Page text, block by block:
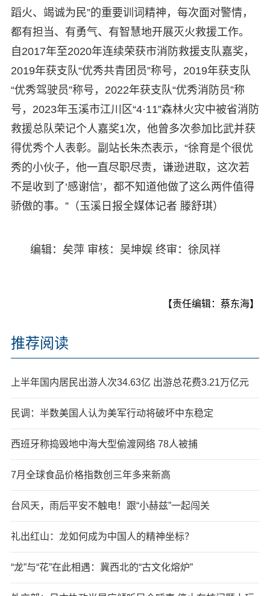
蹈火、竭诚为民”的重要训词精神，每次面对警情，
都有担当、有勇气、有智慧地开展灭火救援工作。
自2017年至2020年连续荣获市消防救援支队嘉奖，
2019年获支队“优秀共青团员”称号，2019年获支队
“优秀驾驶员”称号，2022年获支队“优秀消防员”称
号，2023年玉溪市江川区“4·11”森林火灾中被省消防
救援总队荣记个人嘉奖1次，他曾多次参加比武并获
得优秀个人表彰。副站长朱杰表示，“徐育是个很优
秀的小伙子，他一直尽职尽责，谦逊进取，这次若
不是收到了‘感谢信’，都不知道他做了这么两件值得
骄傲的事。”（玉溪日报全媒体记者 滕舒琪）
编辑：矣萍 审核：吴坤娱 终审：徐凤祥
【责任编辑：蔡东海】
推荐阅读
上半年国内居民出游人次34.63亿 出游总花费3.21万亿元
民调：半数美国人认为美军行动将破坏中东稳定
西班牙称捣毁地中海大型偷渡网络 78人被捕
7月全球食品价格指数创三年多来新高
台风天，雨后平安不触电！跟“小赫兹”一起闯关
礼出红山：龙如何成为中国人的精神坐标？
“龙”与“花”在此相遇：冀西北的“古文化熔炉”